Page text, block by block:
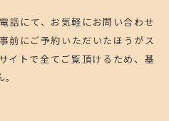
話にて、お気軽にお問い合わせ
前にご予約いただいたほうがス
イトで全てご覧頂けるため、基